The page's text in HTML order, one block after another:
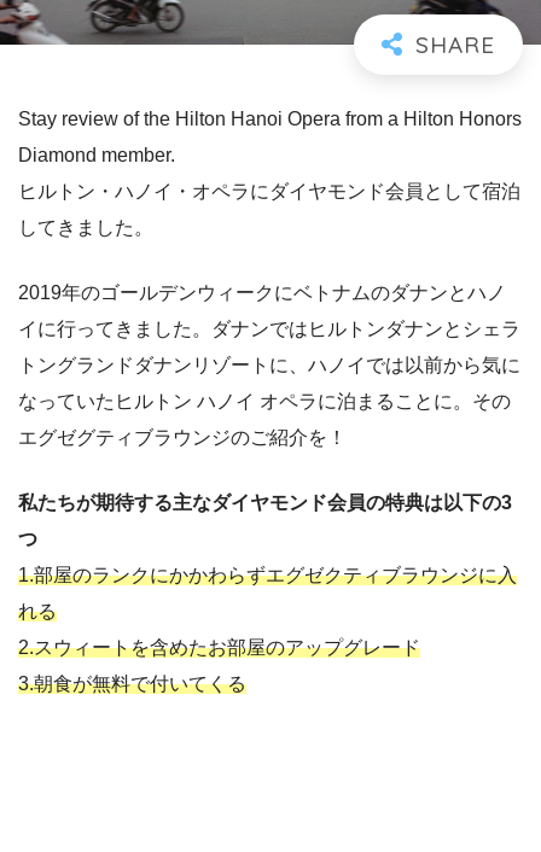
Stay review of the Hilton Hanoi Opera from a Hilton Honors
Diamond member.
ヒルトン・ハノイ・オペラにダイヤモンド会員として宿泊
してきました。
2019年のゴールデンウィークにベトナムのダナンとハノ
イに行ってきました。ダナンではヒルトンダナンとシェラ
トングランドダナンリゾートに、ハノイでは以前から気に
なっていたヒルトン ハノイ オペラに泊まることに。その
エグゼグティブラウンジのご紹介を！
私たちが期待する主なダイヤモンド会員の特典は以下の3
つ
1.部屋のランクにかかわらずエグゼクティブラウンジに入
れる
2.スウィートを含めたお部屋のアップグレード
3.朝食が無料で付いてくる